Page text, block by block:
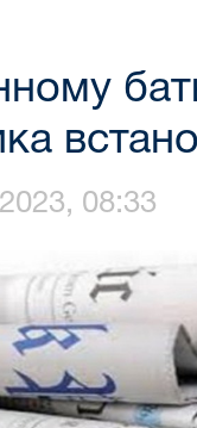
08:33